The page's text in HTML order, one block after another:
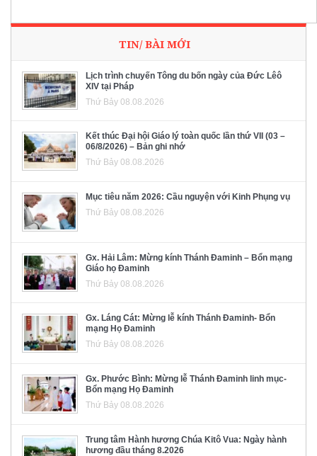
TIN/ BÀI MỚI
Lịch trình chuyến Tông du bốn ngày của Đức Lêô
XIV tại Pháp
Thứ Bảy 08.08.2026
Kết thúc Đại hội Giáo lý toàn quốc lần thứ VII (03 –
06/8/2026) – Bản ghi nhớ
Thứ Bảy 08.08.2026
Mục tiêu năm 2026: Cầu nguyện với Kinh Phụng vụ
Thứ Bảy 08.08.2026
Gx. Hải Lâm: Mừng kính Thánh Đaminh – Bổn mạng
Giáo họ Đaminh
Thứ Bảy 08.08.2026
Gx. Láng Cát: Mừng lễ kính Thánh Đaminh- Bổn
mạng Họ Đaminh
Thứ Bảy 08.08.2026
Gx. Phước Bình: Mừng lễ Thánh Đaminh linh mục-
Bổn mạng Họ Đaminh
Thứ Bảy 08.08.2026
Trung tâm Hành hương Chúa Kitô Vua: Ngày hành
hương đầu tháng 8.2026